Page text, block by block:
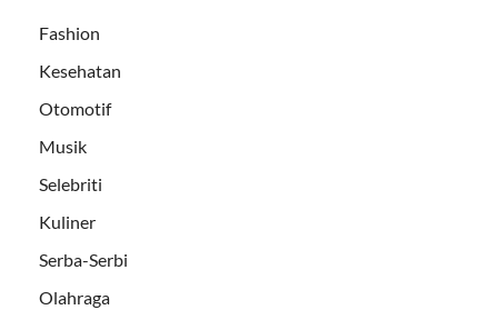
Fashion
Kesehatan
Otomotif
Musik
Selebriti
Kuliner
Serba-Serbi
Olahraga